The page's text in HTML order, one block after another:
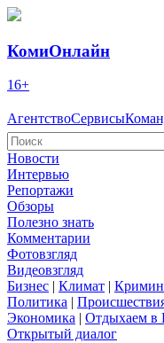
КомиОнлайн
16+
АгентствоСервисы
Новости
Интервью
Репортажи
Обзоры
Полезно знать
Комментарии
Фотовзгляд
Видеовзгляд
Бизнес | Климат |
Политика |
Экономика | Отдыхаем в
Открытый диалог